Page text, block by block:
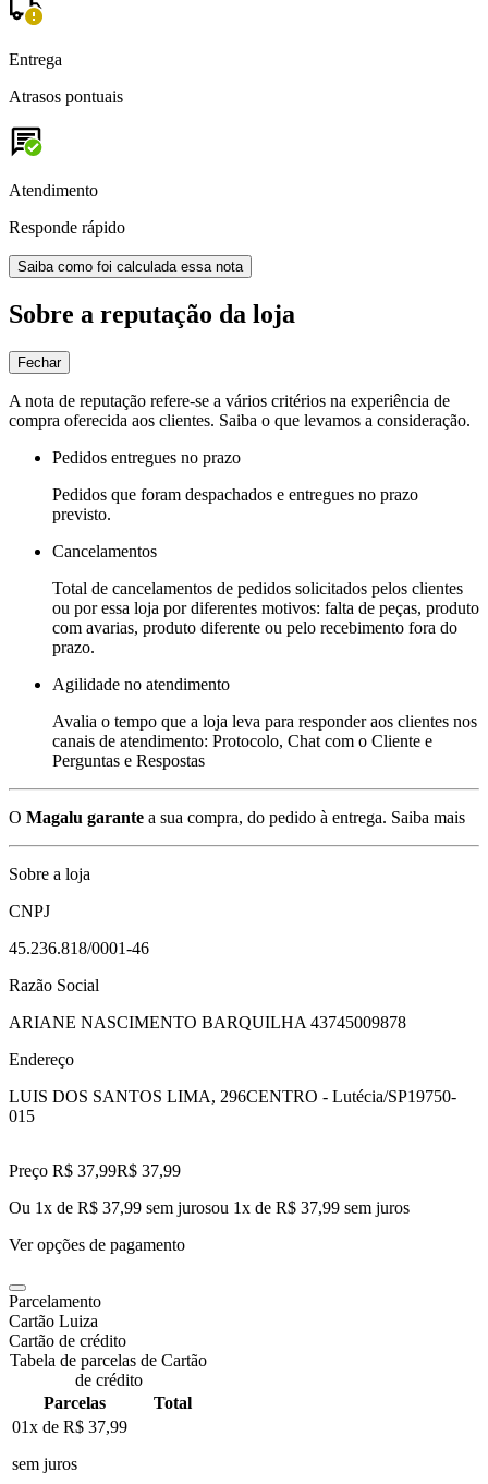
Entrega
Atrasos pontuais
Atendimento
Responde rápido
Saiba como foi calculada essa nota
Sobre a reputação da loja
Fechar
A nota de reputação refere-se a vários critérios na experiência de
compra oferecida aos clientes. Saiba o que levamos a consideração.
Pedidos entregues no prazo
Pedidos que foram despachados e entregues no prazo
previsto.
Cancelamentos
Total de cancelamentos de pedidos solicitados pelos clientes
ou por essa loja por diferentes motivos: falta de peças, produto
com avarias, produto diferente ou pelo recebimento fora do
prazo.
Agilidade no atendimento
Avalia o tempo que a loja leva para responder aos clientes nos
canais de atendimento: Protocolo, Chat com o Cliente e
Perguntas e Respostas
O Magalu garante a sua compra, do pedido à entrega. Saiba mais
Sobre a loja
CNPJ
45.236.818/0001-46
Razão Social
ARIANE NASCIMENTO BARQUILHA 43745009878
Endereço
LUIS DOS SANTOS LIMA, 296CENTRO - Lutécia/SP19750-
015
Preço R$ 37,99R$ 37,99
Ou 1x de R$ 37,99 sem jurosou 1x de R$ 37,99 sem juros
Ver opções de pagamento
Parcelamento
Cartão Luiza
Cartão de crédito
Tabela de parcelas de Cartão
de crédito
Parcelas
Total
01x de R$ 37,99
sem juros